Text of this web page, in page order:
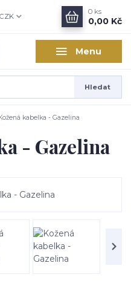
Menu
CZK
Hledat
0 ks
0,00 Kč
kabelka - Gazelina
- Gazelina